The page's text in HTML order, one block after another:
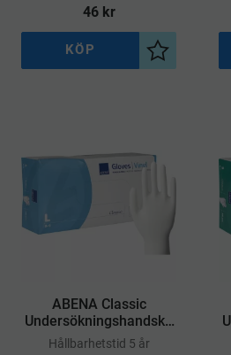
46kr
Lägg till i
KÖP
​ABENA Classic
Undersökningshandske
Vinyl Puderfri L
Hållbarhetstid 5 år